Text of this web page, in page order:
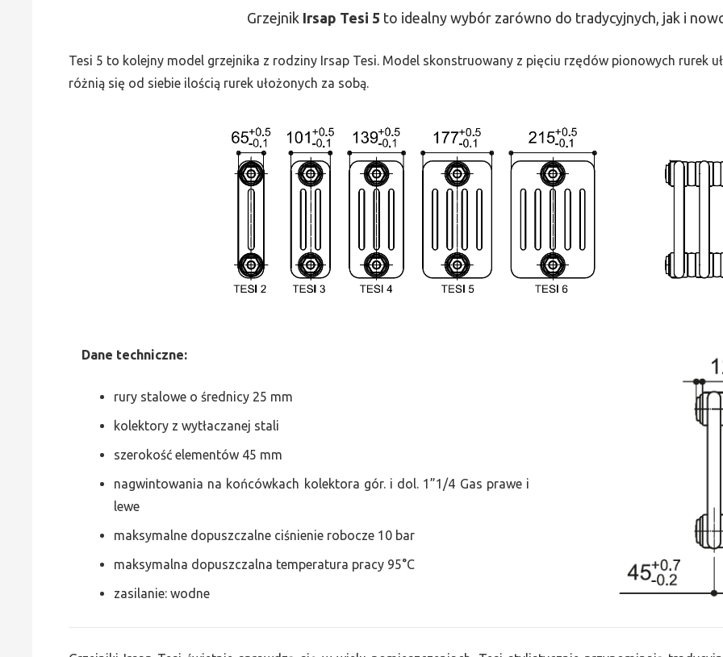
Grzejnik Irsap Tesi 5 to idealny wybór zarówno do tradycyjnych, jak i
Tesi 5 to kolejny model grzejnika z rodziny Irsap Tesi. Model skonstruowany z pięciu rzędów pionowych rurek
różnią się od siebie ilością rurek ułożonych za sobą.
Dane techniczne:
rury stalowe o średnicy 25 mm
kolektory z wytłaczanej stali
szerokość elementów 45 mm
nagwintowania na końcówkach kolektora gór. i dol. 1”1/4 Gas prawe i
lewe
maksymalne dopuszczalne ciśnienie robocze 10 bar
maksymalna dopuszczalna temperatura pracy 95°C
zasilanie: wodne